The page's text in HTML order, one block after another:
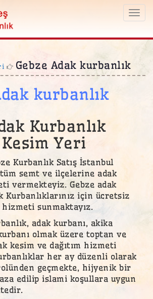
Gebze Adak kurbanlık
kurbanlık
Kurbanlık
Kesim Yeri
Kurbanlık Satış İstanbul
tüm semt ve ilçelerine adak
vermekteyiz. Gebze adak
Kurbanlıklarınız için ücretsiz
sunmaktayız.
adak kurbanı, akika
olmak üzere toptan ve
kesim ve dağıtım hizmeti
her ay düzenli olarak
geçmekte, hijyenik bir
edilip islami koşullara uygun